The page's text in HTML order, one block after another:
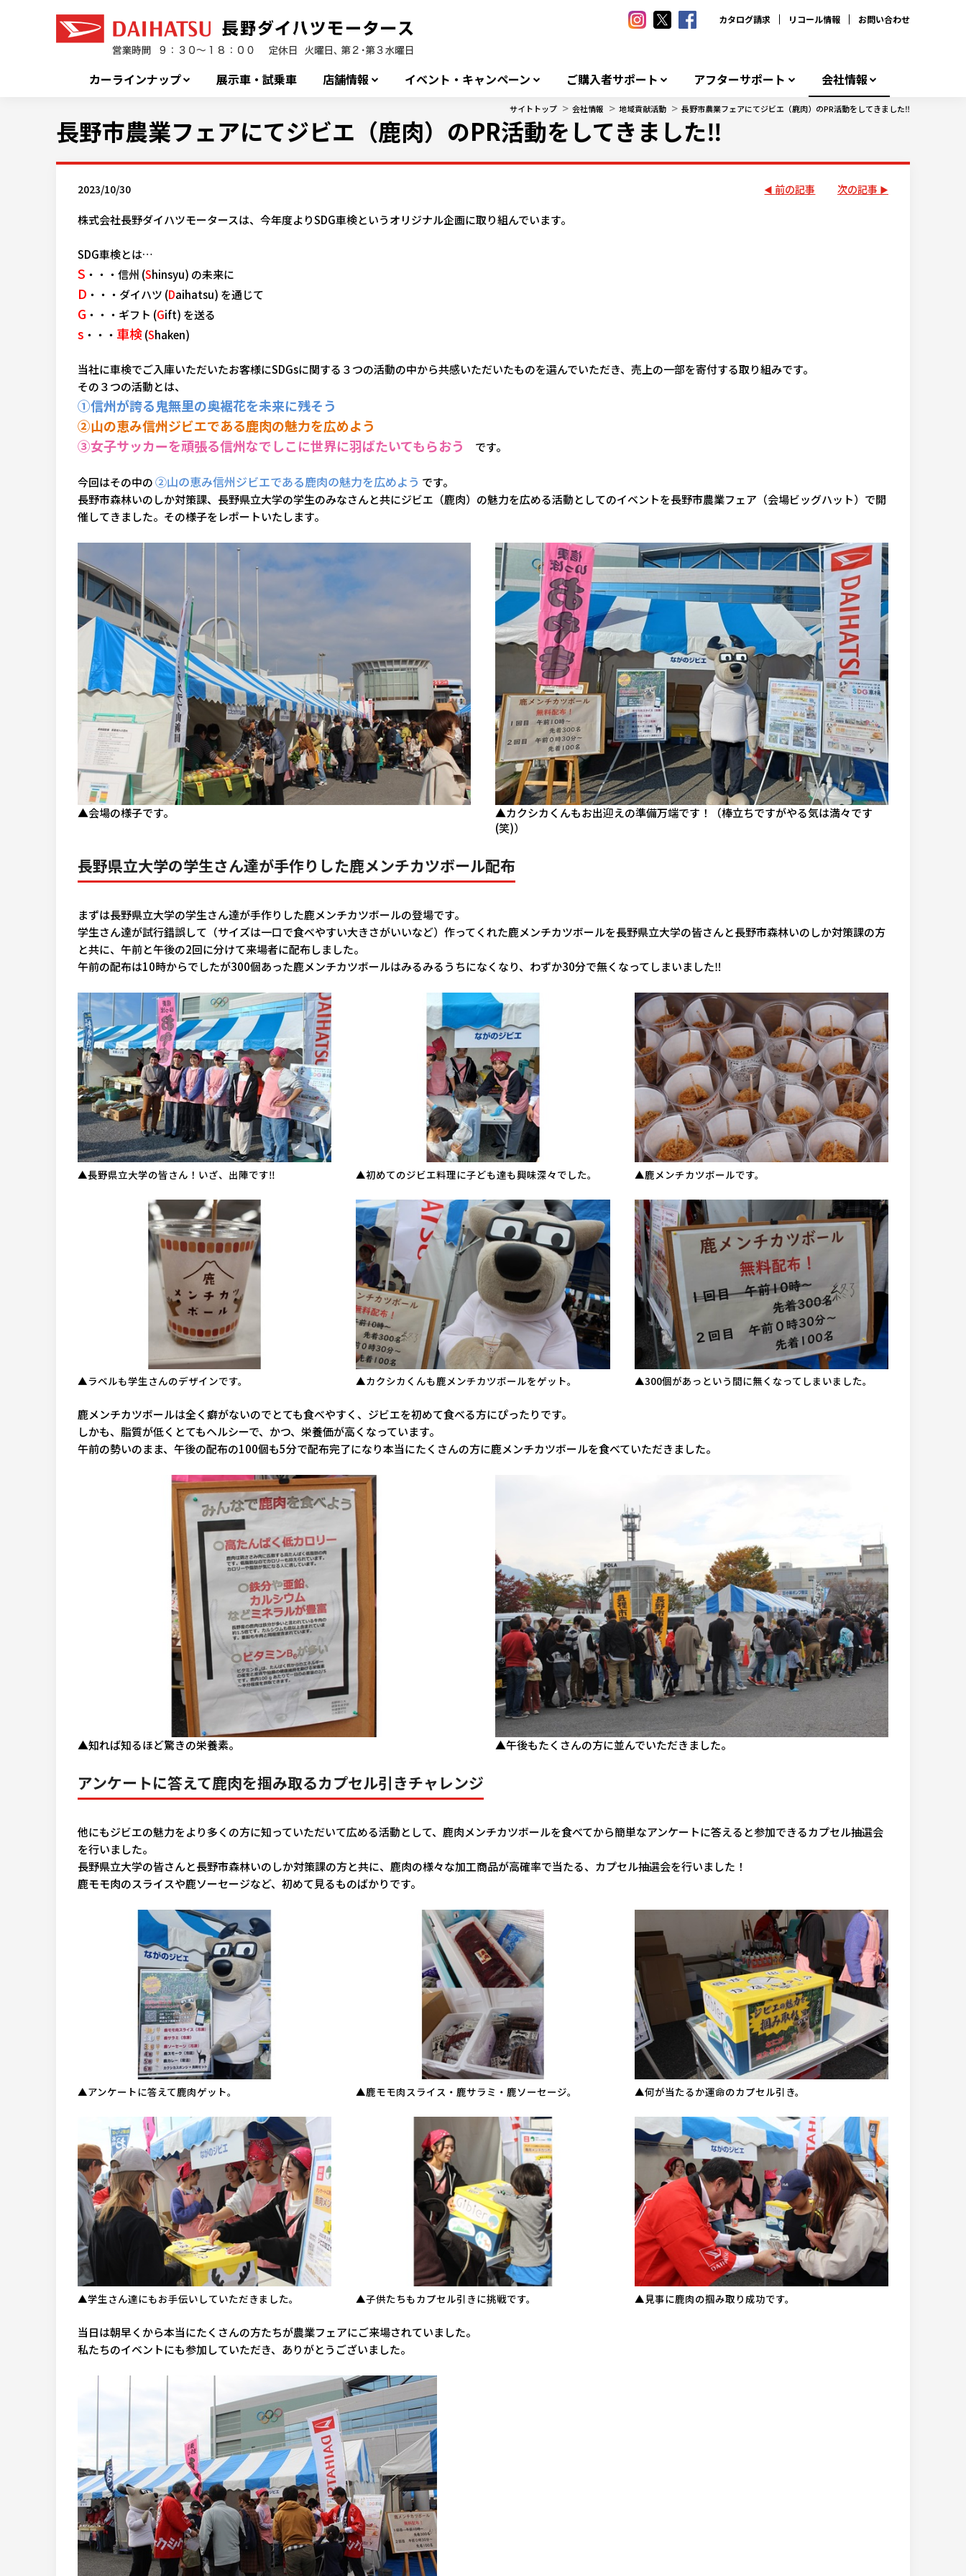
カタログ請求 リコール情報 お問い合わせ
カーラインナップ 展示車・試乗車 店舗情報 イベント・キャンペーン ご購入者サポート アフターサポート 会社情報
サイトトップ > 会社情報 > 地域貢献活動 > 長野市農業フェアにてジビエ（鹿肉）のPR活動をしてきました‼
長野市農業フェアにてジビエ（鹿肉）のPR活動をしてきました‼
2023/10/30 前の記事 次の記事
株式会社長野ダイハツモータースは、今年度よりSDG車検というオリジナル企画に取り組んでいます。
SDG車検とは…
S ・・・信州 (Shinsyu) の未来に
D ・・・ダイハツ (Daihatsu) を通じて
G ・・・ギフト (Gift) を送る
s ・・・ 車検(Shaken)
当社に車検でご入庫いただいたお客様にSDGsに関する３つの活動の中から共感いただいたものを選んでいただき、売上の一部を寄付する取り組みです。
その３つの活動とは、
①信州が誇る鬼無里の奥裾花を未来に残そう
②山の恵み信州ジビエである鹿肉の魅力を広めよう
③女子サッカーを頑張る信州なでしこに世界に羽ばたいてもらおう
です。
今回はその中の②山の恵み信州ジビエである鹿肉の魅力を広めよう です。
長野市森林いのしか対策課、長野県立大学の学生のみなさんと共にジビエ（鹿肉）の魅力を広める活動としてのイベントを長野市農業フェア（会場ビッグハット）で開
催してきました。その様子をレポートいたします。
▲会場の様子です。
▲カクシカくんもお出迎えの準備万端です！（棒立ちですがやる気は満々です
(笑)）
長野県立大学の学生さん達が手作りした鹿メンチカツボール配布
まずは長野県立大学の学生さん達が手作りした鹿メンチカツボールの登場です。
学生さん達が試行錯誤して（サイズは一口で食べやすい大きさがいいなど）作ってくれた鹿メンチカツボールを長野県立大学の皆さんと長野市森林いのしか対策課の方
と共に、午前と午後の2回に分けて来場者に配布しました。
午前の配布は10時からでしたが300個あった鹿メンチカツボールはみるみるうちになくなり、わずか30分で無くなってしまいました‼
▲長野県立大学の皆さん！いざ、出陣です‼ ▲初めてのジビエ料理に子ども達も興味深々でした。 ▲鹿メンチカツボールです。
▲ラベルも学生さんのデザインです。 ▲カクシカくんも鹿メンチカツボールをゲット。 ▲300個があっという間に無くなってしまいました。
鹿メンチカツボールは全く癖がないのでとても食べやすく、ジビエを初めて食べる方にぴったりです。
しかも、脂質が低くとてもヘルシーで、かつ、栄養価が高くなっています。
午前の勢いのまま、午後の配布の100個も5分で配布完了になり本当にたくさんの方に鹿メンチカツボールを食べていただきました。
▲知れば知るほど驚きの栄養素。 ▲午後もたくさんの方に並んでいただきました。
アンケートに答えて鹿肉を掴み取るカプセル引きチャレンジ
他にもジビエの魅力をより多くの方に知っていただいて広める活動として、鹿肉メンチカツボールを食べてから簡単なアンケートに答えると参加できるカプセル抽選会
を行いました。
長野県立大学の皆さんと長野市森林いのしか対策課の方と共に、鹿肉の様々な加工商品が高確率で当たる、カプセル抽選会を行いました！
鹿モモ肉のスライスや鹿ソーセージなど、初めて見るものばかりです。
▲アンケートに答えて鹿肉ゲット。 ▲鹿モモ肉スライス・鹿サラミ・鹿ソーセージ。 ▲何が当たるか運命のカプセル引き。
▲学生さん達にもお手伝いしていただきました。 ▲子供たちもカプセル引きに挑戦です。 ▲見事に鹿肉の掴み取り成功です。
当日は朝早くから本当にたくさんの方たちが農業フェアにご来場されていました。
私たちのイベントにも参加していただき、ありがとうございました。